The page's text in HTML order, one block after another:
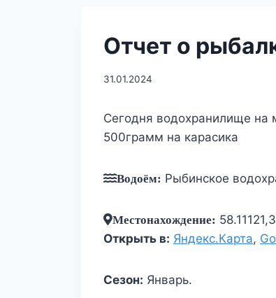
Отчет о
31.01.2024
Сегодня водохранилище на
500грамм на карасика
Водоём: Рыбинское
Местонахождение:
Открыть в: Яндекс.Карта,
Сезон: Январь.